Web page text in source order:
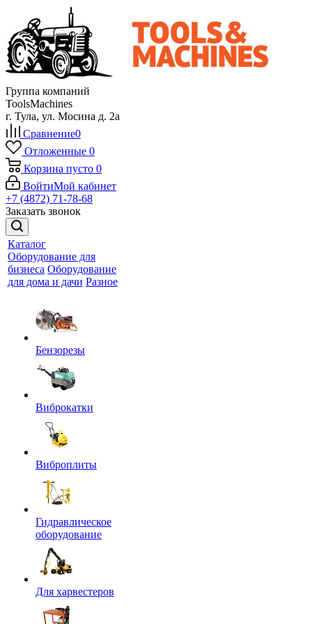
Группа компаний
ToolsMachines
г. Тула, ул. Мосина д. 2а
Сравнение0
Отложенные 0
Корзина пусто 0
ВойтиМой кабинет
+7 (4872) 71-78-68
Заказать звонок
Каталог
Оборудование для
бизнеса Оборудование
для дома и дачи Разное
Бензорезы
Виброкатки
Виброплиты
Гидравлическое
оборудование
Для харвестеров